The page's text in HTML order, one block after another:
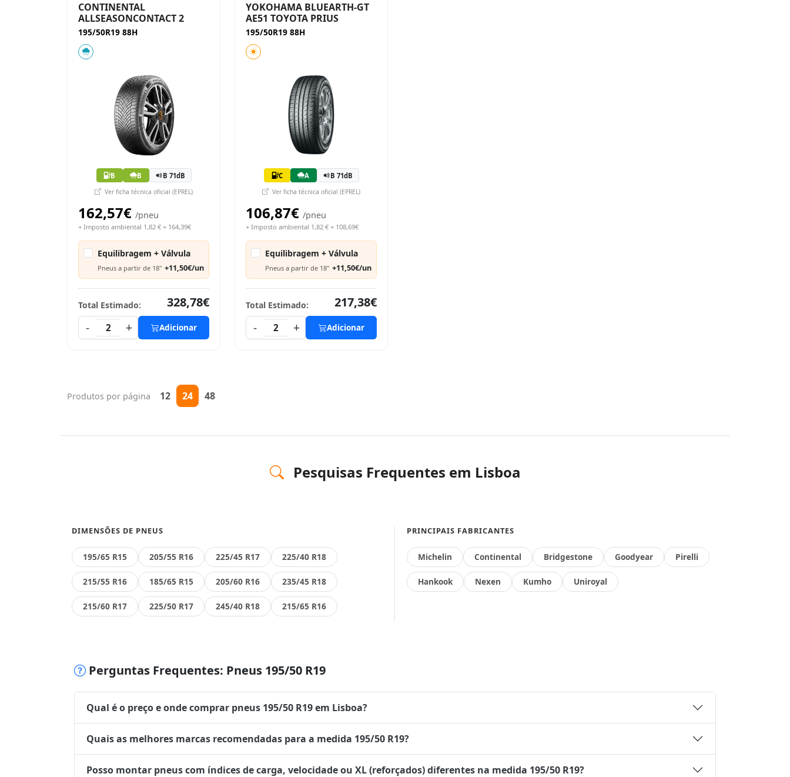
CONTINENTAL
ALLSEASONCONTACT 2
195/50R19 88H
B B B 71dB
Ver ficha técnica oficial (EPREL)
162,57€ /pneu
+ Imposto ambiental 1,82 € = 164,39€
Equilibragem + Válvula
Pneus a partir de 18" +11,50€/un
Total Estimado:
328,78€
-
2 + Adicionar
YOKOHAMA BLUEARTH-GT
AE51 TOYOTA PRIUS
195/50R19 88H
C A B 71dB
Ver ficha técnica oficial (EPREL)
106,87€ /pneu
+ Imposto ambiental 1,82 € = 108,69€
Equilibragem + Válvula
Pneus a partir de 18" +11,50€/un
Total Estimado:
217,38€
-
2 + Adicionar
Produtos por página 12 24 48
Pesquisas Frequentes em Lisboa
DIMENSÕES DE PNEUS
195/65 R15 205/55 R16 225/45 R17 225/40 R18
215/55 R16 185/65 R15 205/60 R16 235/45 R18
215/60 R17 225/50 R17 245/40 R18 215/65 R16
PRINCIPAIS FABRICANTES
Michelin Continental Bridgestone Goodyear Pirelli
Hankook Nexen Kumho Uniroyal
Perguntas Frequentes: Pneus 195/50 R19
Qual é o preço e onde comprar pneus 195/50 R19 em Lisboa?
Quais as melhores marcas recomendadas para a medida 195/50 R19?
Posso montar pneus com índices de carga, velocidade ou XL (reforçados) diferentes na medida 195/50 R19?